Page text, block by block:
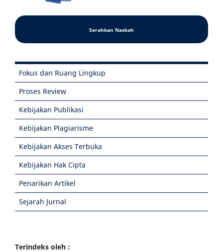
Serahkan Naskah
Fokus dan Ruang Lingkup
Proses Review
Kebijakan Publikasi
Kebijakan Plagiarisme
Kebijakan Akses Terbuka
Kebijakan Hak Cipta
Penarikan Artikel
Sejarah Jurnal
Terindeks oleh :